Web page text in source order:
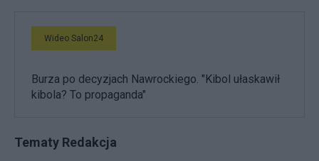
Wideo Salon24
Burza po decyzjach Nawrockiego. "Kibol ułaskawił
kibola? To propaganda"
Tematy Redakcja